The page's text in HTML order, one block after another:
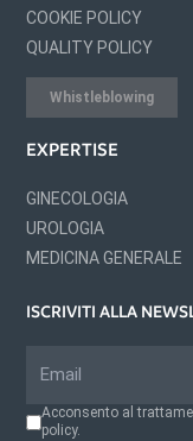
COOKIE POLICY
QUALITY POLICY
Whistleblowing
EXPERTISE
GINECOLOGIA
UROLOGIA
MEDICINA GENERALE
ISCRIVITI ALLA
Acconsento al
policy.